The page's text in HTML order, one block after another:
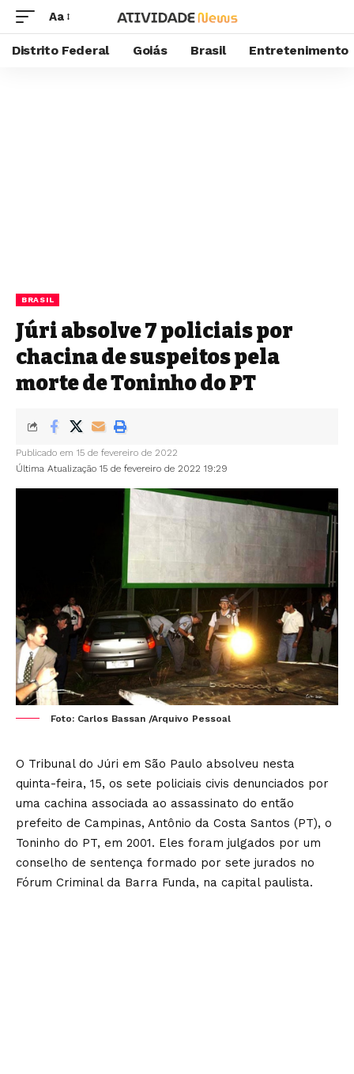
Aa
Distrito Federal Goiás Brasil Entretenimento
BRASIL
Júri absolve 7 policiais por
chacina de suspeitos pela
morte de Toninho do PT
Última Atualização 15 de fevereiro de 2022 19:29
Publicado em 15 de fevereiro de 2022
Foto: Carlos Bassan /Arquivo Pessoal
O Tribunal do Júri em São Paulo absolveu nesta
quinta-feira, 15, os sete policiais civis denunciados por
uma cachina associada ao assassinato do então
prefeito de Campinas, Antônio da Costa Santos (PT), o
Toninho do PT, em 2001. Eles foram julgados por um
conselho de sentença formado por sete jurados no
Fórum Criminal da Barra Funda, na capital paulista.